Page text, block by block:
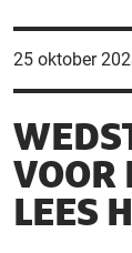
25 oktober
VOOR
LEES